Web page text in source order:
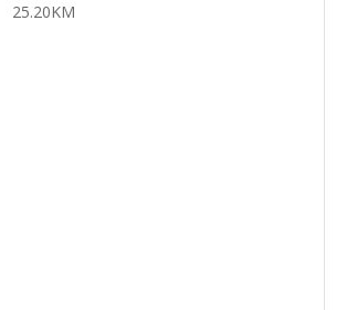
25.20KM